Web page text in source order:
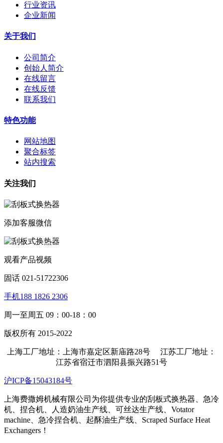
行业资讯
企业新闻
关于我们
公司简介
创始人简介
在线留言
在线反馈
联系我们
特色功能
网站地图
聚合标签
站内搜索
关注我们
添加客服微信
观看产品视频
固话 021-51722306
手机188 1826 2306
周一至周五 09：00-18：00
版权所有 2015-2022
上海工厂地址：上海市嘉定区新庙路28号 江苏工厂地址：
江苏省宿迁市泗阳县振兴路51号
沪ICP备15043184号
上海费撒姆机械有限公司为你提供专业的刮板式换热器、急冷
机、捏合机、人造奶油生产线、可丝达生产线、Votator
machine、急冷捏合机、起酥油生产线、Scraped Surface Heat
Exchangers！